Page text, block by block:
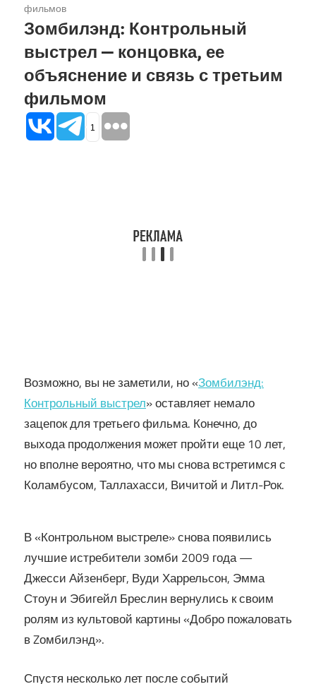
фильмов
Зомбилэнд: Контрольный
выстрел — концовка, ее
объяснение и связь с третьим
фильмом
1
Возможно, вы не заметили, но «Зомбилэнд:
Контрольный выстрел» оставляет немало
зацепок для третьего фильма. Конечно, до
выхода продолжения может пройти еще 10 лет,
но вполне вероятно, что мы снова встретимся с
Коламбусом, Таллахасси, Вичитой и Литл-Рок.
В «Контрольном выстреле» снова появились
лучшие истребители зомби 2009 года —
Джесси Айзенберг, Вуди Харрельсон, Эмма
Стоун и Эбигейл Бреслин вернулись к своим
ролям из культовой картины «Добро пожаловать
в Zомбилэнд».
Спустя несколько лет после событий